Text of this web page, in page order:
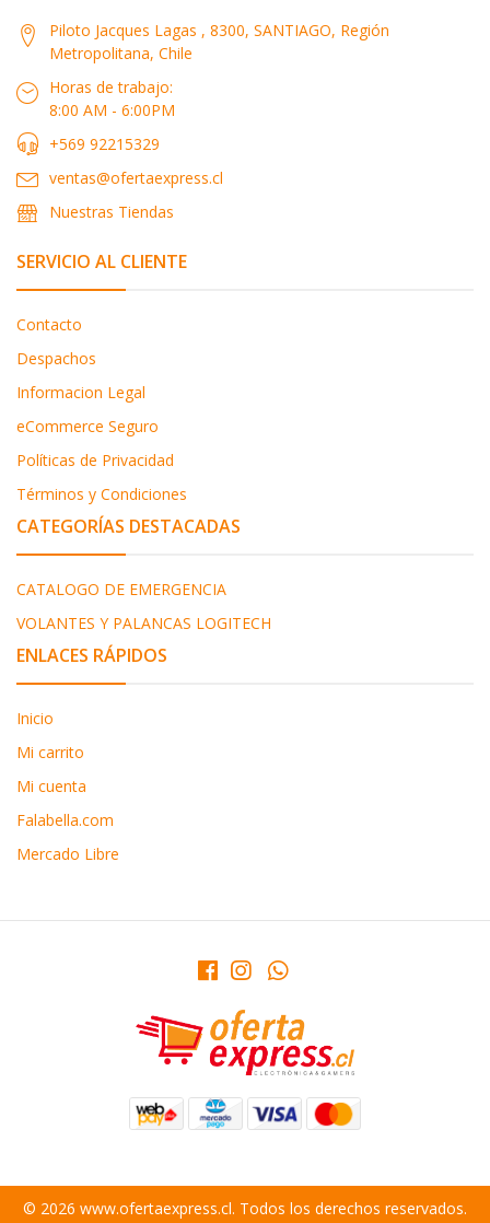
Piloto Jacques Lagas , 8300, SANTIAGO, Región
Metropolitana, Chile
Horas de trabajo:
8:00 AM - 6:00PM
+569 92215329
ventas@ofertaexpress.cl
Nuestras Tiendas
SERVICIO AL CLIENTE
Contacto
Despachos
Informacion Legal
eCommerce Seguro
Políticas de Privacidad
Términos y Condiciones
CATEGORÍAS DESTACADAS
CATALOGO DE EMERGENCIA
VOLANTES Y PALANCAS LOGITECH
ENLACES RÁPIDOS
Inicio
Mi carrito
Mi cuenta
Falabella.com
Mercado Libre
© 2026 www.ofertaexpress.cl. Todos los derechos reservados.